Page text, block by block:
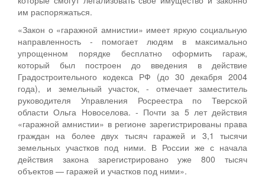
им распоряжаться.
«Закон о «гаражной амнистии» имеет яркую социальную
направленность - помогает людям в максимально
упрощенном порядке бесплатно оформить гараж,
который был построен до введения в действие
Градостроительного кодекса РФ (до 30 декабря 2004
года), и земельный участок, - отмечает заместитель
руководителя Управления Росреестра по Тверской
области Ольга Новоселова. - Почти за 5 лет действия
«гаражной амнистии» в регионе зарегистрированы права
граждан на более двух тысяч гаражей и 3,1 тысячи
земельных участков под ними. В России же с начала
действия закона зарегистрировано уже 800 тысяч
объектов — гаражей и участков под ними».